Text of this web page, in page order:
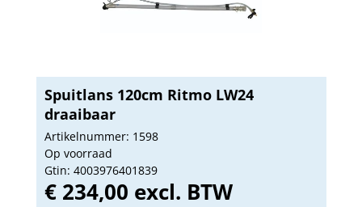
Spuitlans 120cm Ritmo LW24
draaibaar
Artikelnummer: 1598
Op voorraad
Gtin: 4003976401839
€ 234,00 excl. BTW